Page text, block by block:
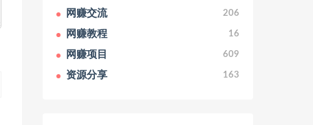
网赚交流 206
网赚教程 16
网赚项目 609
资源分享 163